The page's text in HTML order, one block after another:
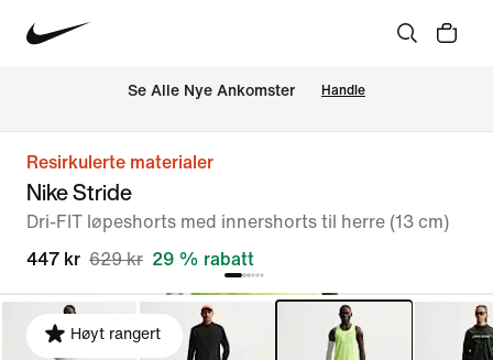
Se Alle Nye Ankomster Handle
Resirkulerte materialer
Nike Stride
Dri-FIT løpeshorts med innershorts til herre (13 cm)
447 kr 629 kr 29 % rabatt
Høyt rangert